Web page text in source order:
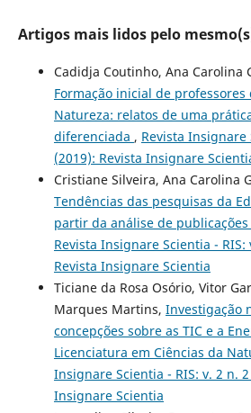
Artigos mais lidos pelo
Cadidja Coutinho, Ana Carolina
Formação inicial de professores
Natureza: relatos de uma
diferenciada , Revista Insignare
(2019): Revista Insignare
Cristiane Silveira, Ana Carolina
Tendências das pesquisas da
partir da análise de publicações
Revista Insignare Scientia - RIS:
Revista Insignare Scientia
Ticiane da Rosa Osório, Vitor
Marques Martins, Investigação
concepções sobre as TIC e a
Licenciatura em Ciências da
Insignare Scientia - RIS: v. 2 n.
Insignare Scientia